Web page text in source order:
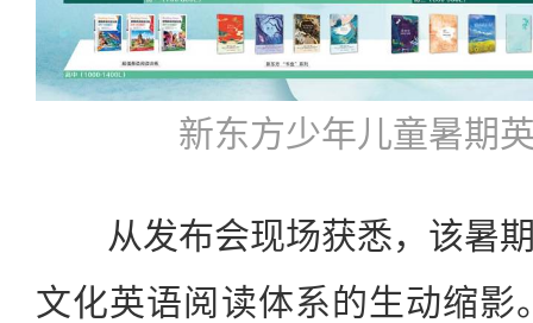
新东方少年儿童暑期
从发布会现场获悉，该暑期
文化英语阅读体系的生动缩影